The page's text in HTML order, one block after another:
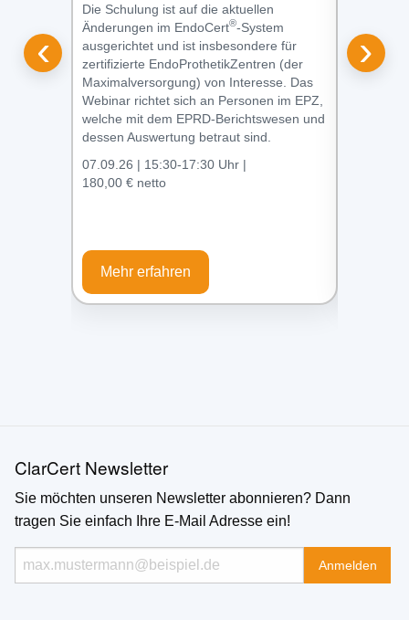
‹
Die Schulung ist auf die aktuellen
Änderungen im EndoCert®-System
ausgerichtet und ist insbesondere für
zertifizierte EndoProthetikZentren (der
Maximalversorgung) von Interesse. Das
Webinar richtet sich an Personen im EPZ,
welche mit dem EPRD-Berichtswesen und
dessen Auswertung betraut sind.
07.09.26 | 15:30-17:30 Uhr |
180,00 € netto
Mehr erfahren
Demenz
MAKS®
›
ClarCert Newsletter
Sie möchten unseren Newsletter abonnieren? Dann
tragen Sie einfach Ihre E-Mail Adresse ein!